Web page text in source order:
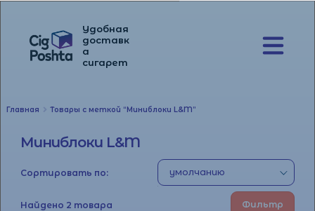
Удобная
доставк
а
сигарет
Перейти
Перейти
Главная Товары с меткой “Миниблоки L&M”
Миниблоки L&M
Найдено 2 товара
Сортировать по:
Фильтр